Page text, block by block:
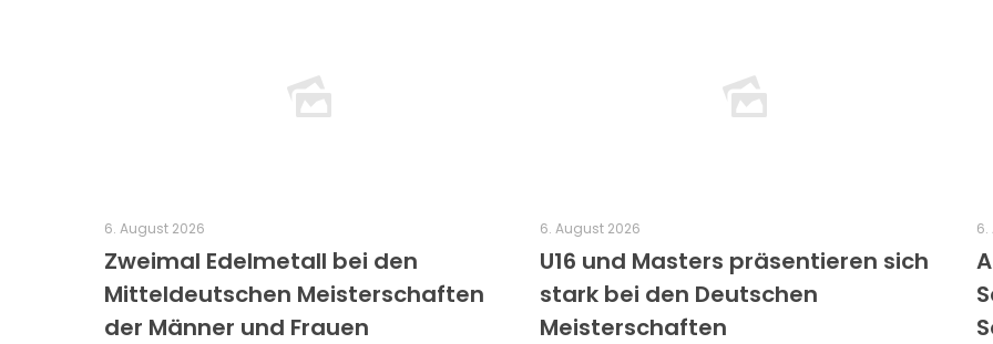
6. August 2026
Zweimal Edelmetall bei den
Mitteldeutschen Meisterschaften
der Männer und Frauen
6. August 2026
U16 und Masters präsentieren sich
stark bei den Deutschen
Meisterschaften
6.